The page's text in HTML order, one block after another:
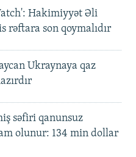
Hakimiyyət Əli
rəftara son qoymalıdır
Ukraynaya qaz
səfiri qanunsuz
olunur: 134 min dollar